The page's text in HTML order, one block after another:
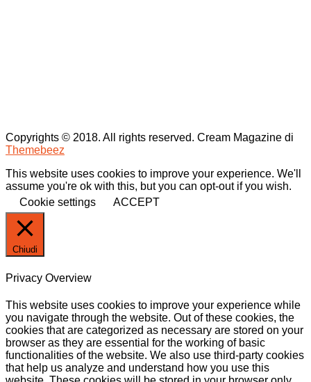
Copyrights © 2018. All rights reserved. Cream Magazine di
Themebeez
This website uses cookies to improve your experience. We'll
assume you're ok with this, but you can opt-out if you wish.
Cookie settings
ACCEPT
Chiudi
Privacy Overview
This website uses cookies to improve your experience while
you navigate through the website. Out of these cookies, the
cookies that are categorized as necessary are stored on your
browser as they are essential for the working of basic
functionalities of the website. We also use third-party cookies
that help us analyze and understand how you use this